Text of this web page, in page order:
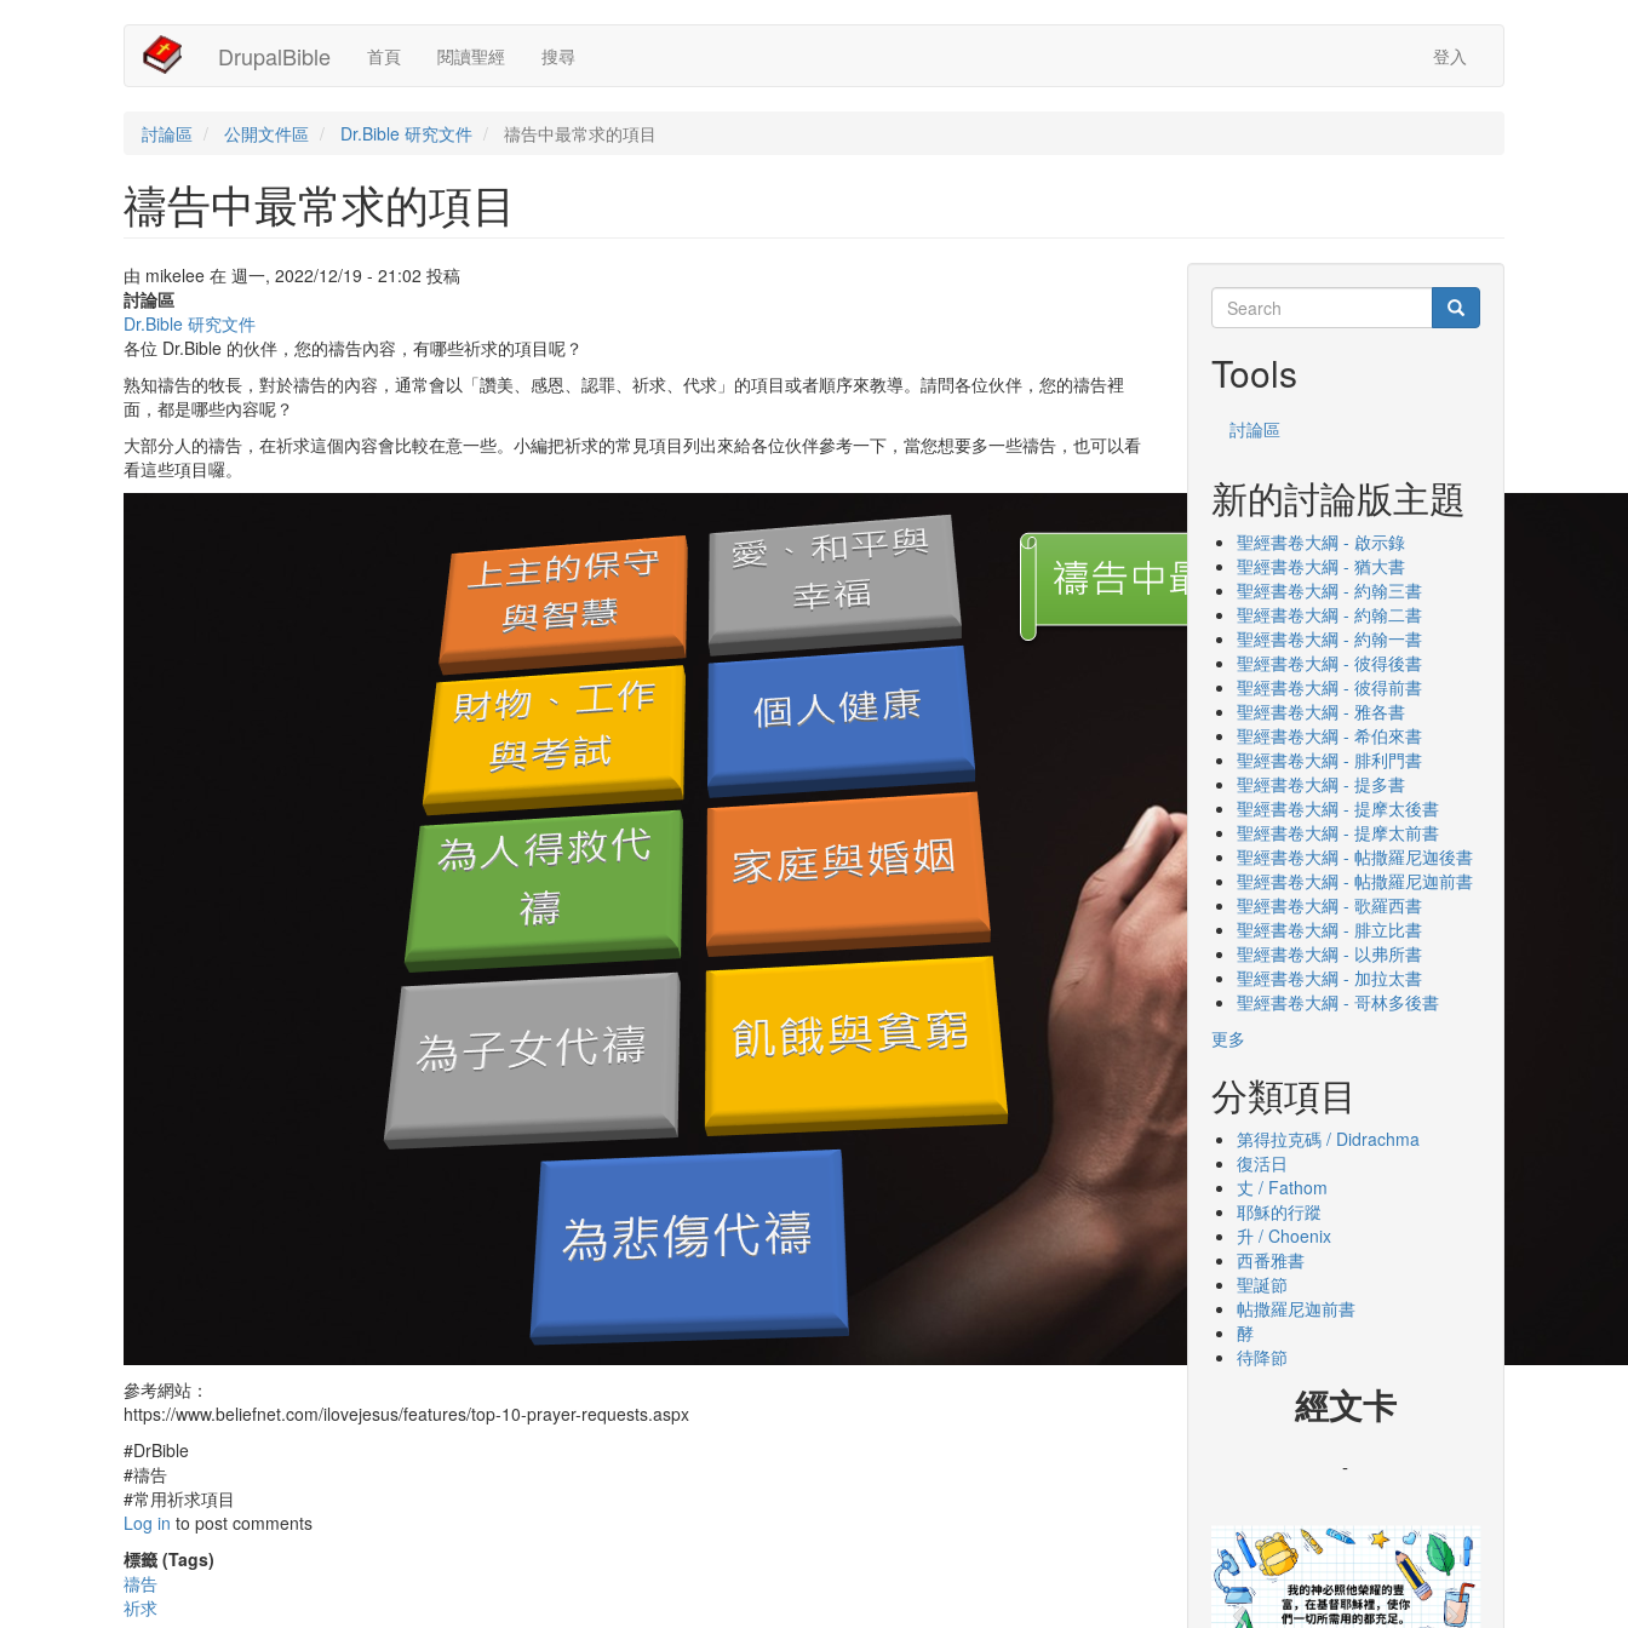
DrupalBible
Main
navigation
首頁 閱讀聖經 搜尋
User
account
menu
登入
討論區 公開文件區 Dr.Bible 研究文件 禱告中最常求的項目
禱告中最常求的項目
由 mikelee 在 週一, 2022/12/19 - 21:02 投稿
討論區
Dr.Bible 研究文件
各位 Dr.Bible 的伙伴，您的禱告內容，有哪些祈求的項目呢？
熟知禱告的牧長，對於禱告的內容，通常會以「讚美、感恩、認罪、祈求、代求」的項目或者順序來教導。請問各位伙伴，您的禱告裡
面，都是哪些內容呢？
大部分人的禱告，在祈求這個內容會比較在意一些。小編把祈求的常見項目列出來給各位伙伴參考一下，當您想要多一些禱告，也可以看
看這些項目囉。
參考網站：
https://www.beliefnet.com/ilovejesus/features/top-10-prayer-requests.aspx
#DrBible
#禱告
#常用祈求項目
Log in to post comments
標籤 (Tags)
禱告
祈求
Search
Search Search
Tools
討論區
新的討論版主題
聖經書卷大綱 - 啟示錄
聖經書卷大綱 - 猶大書
聖經書卷大綱 - 約翰三書
聖經書卷大綱 - 約翰二書
聖經書卷大綱 - 約翰一書
聖經書卷大綱 - 彼得後書
聖經書卷大綱 - 彼得前書
聖經書卷大綱 - 雅各書
聖經書卷大綱 - 希伯來書
聖經書卷大綱 - 腓利門書
聖經書卷大綱 - 提多書
聖經書卷大綱 - 提摩太後書
聖經書卷大綱 - 提摩太前書
聖經書卷大綱 - 帖撒羅尼迦後書
聖經書卷大綱 - 帖撒羅尼迦前書
聖經書卷大綱 - 歌羅西書
聖經書卷大綱 - 腓立比書
聖經書卷大綱 - 以弗所書
聖經書卷大綱 - 加拉太書
聖經書卷大綱 - 哥林多後書
更多
分類項目
第得拉克碼 / Didrachma
復活日
丈 / Fathom
耶穌的行蹤
升 / Choenix
西番雅書
聖誕節
帖撒羅尼迦前書
酵
待降節
經文卡
-